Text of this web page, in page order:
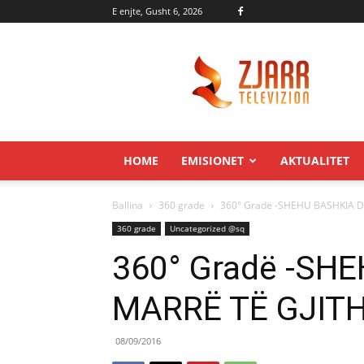
E enjte, Gusht 6, 2026
HOME EMISIONET AKTUALITET
Ballina 360 grade 360° Gradë -SHEHU BASHKIA
360 grade Uncategorized @sq
360° Gradë -
MARRË TË
08/09/2016